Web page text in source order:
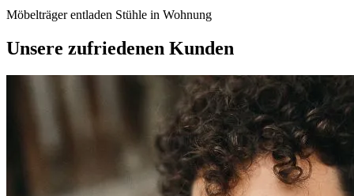
Möbelträger entladen Stühle in Wohnung
Unsere zufriedenen Kunden